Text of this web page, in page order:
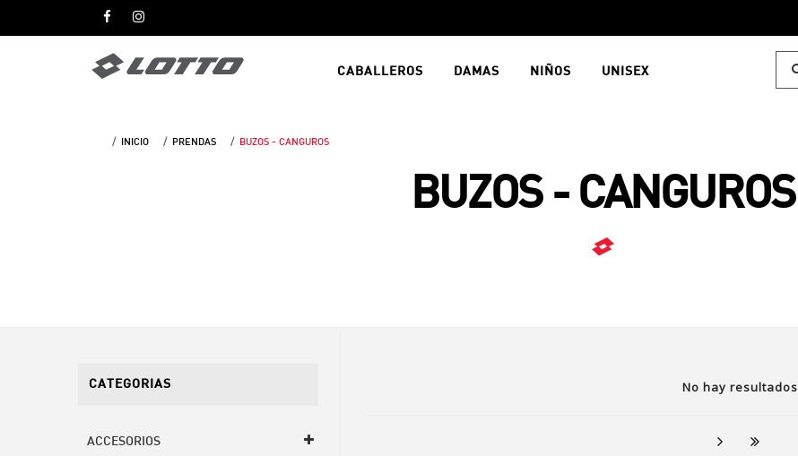
CABALLEROS DAMAS NIÑOS UNISEX
INICIO PRENDAS BUZOS - CANGUROS
BUZOS - CANGUROS
No hay resultados
CATEGORIAS
ACCESORIOS